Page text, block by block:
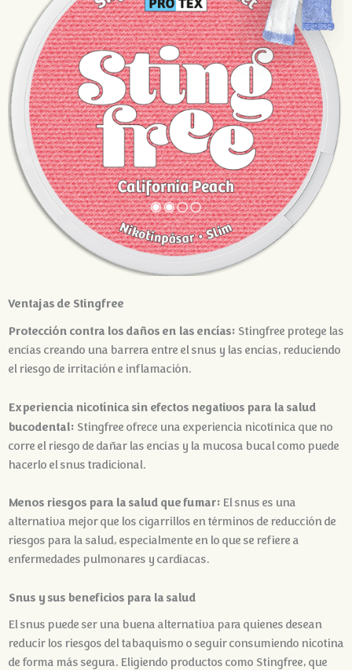
Ventajas de Stingfree
Protección contra los daños en las encías: Stingfree protege las
encías creando una barrera entre el snus y las encías, reduciendo
el riesgo de irritación e inflamación.
Experiencia nicotínica sin efectos negativos para la salud
bucodental: Stingfree ofrece una experiencia nicotínica que no
corre el riesgo de dañar las encías y la mucosa bucal como puede
hacerlo el snus tradicional.
Menos riesgos para la salud que fumar: El snus es una
alternativa mejor que los cigarrillos en términos de reducción de
riesgos para la salud, especialmente en lo que se refiere a
enfermedades pulmonares y cardíacas.
Snus y sus beneficios para la salud
El snus puede ser una buena alternativa para quienes desean
reducir los riesgos del tabaquismo o seguir consumiendo nicotina
de forma más segura. Eligiendo productos como Stingfree, que